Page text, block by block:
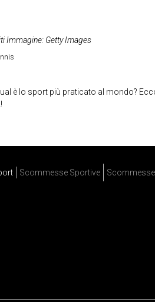
Immagine: Getty Images
è lo sport più praticato al mondo?
Scommesse Sportive Scommesse